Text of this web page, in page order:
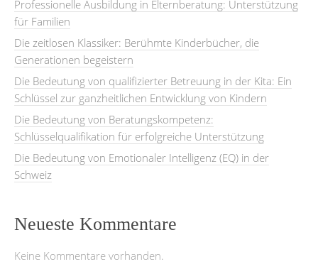
Professionelle Ausbildung in Elternberatung: Unterstützung
für Familien
Die zeitlosen Klassiker: Berühmte Kinderbücher, die
Generationen begeistern
Die Bedeutung von qualifizierter Betreuung in der Kita: Ein
Schlüssel zur ganzheitlichen Entwicklung von Kindern
Die Bedeutung von Beratungskompetenz:
Schlüsselqualifikation für erfolgreiche Unterstützung
Die Bedeutung von Emotionaler Intelligenz (EQ) in der
Schweiz
Neueste Kommentare
Keine Kommentare vorhanden.